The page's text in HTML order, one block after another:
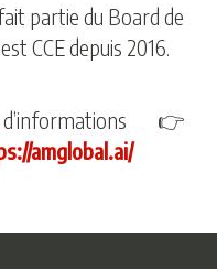
partie du Board de
CCE depuis 2016.
👉
amglobal.ai/